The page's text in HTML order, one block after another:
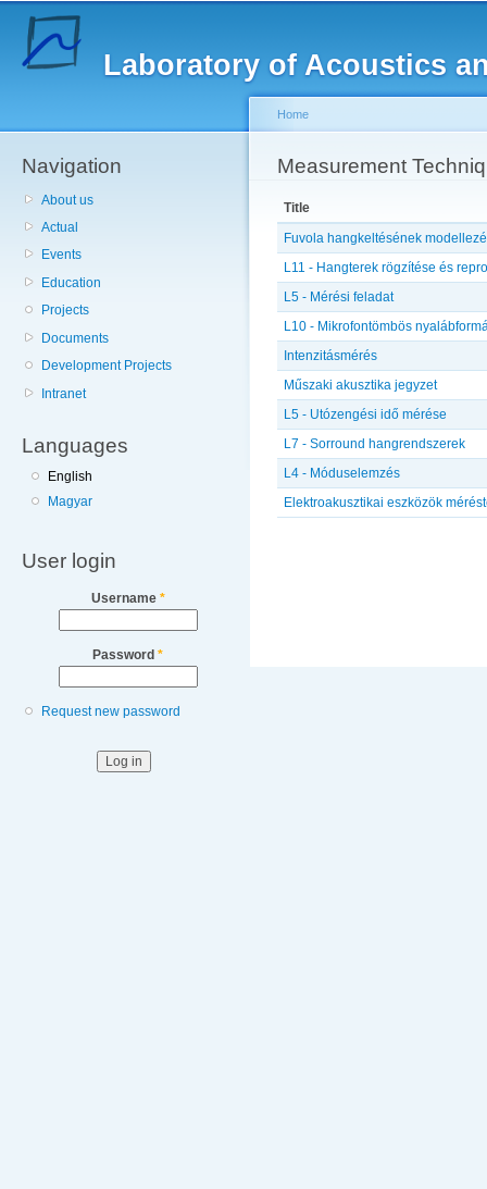
Laboratory of Acoustics
Navigation
About us
Actual
Events
Education
Projects
Documents
Development Projects
Intranet
Languages
English
Magyar
User login
Username *
Password *
Request new password
You are here
Home
Measurement
Title
Fuvola hangkeltésének
L11 - Hangterek rögzítése és
L5 - Mérési feladat
L10 - Mikrofontömbös
Intenzitásmérés
Műszaki akusztika jegyzet
L5 - Utózengési idő mérése
L7 - Sorround hangrendszerek
L4 - Móduselemzés
Elektroakusztikai eszközök